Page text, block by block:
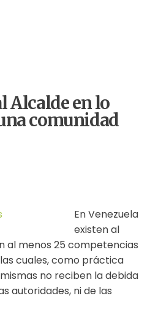
Alcalde en lo
comunidad
En Venezuela
existen al
al menos 25 competencias
cuales, como práctica
no reciben la debida
autoridades, ni de las